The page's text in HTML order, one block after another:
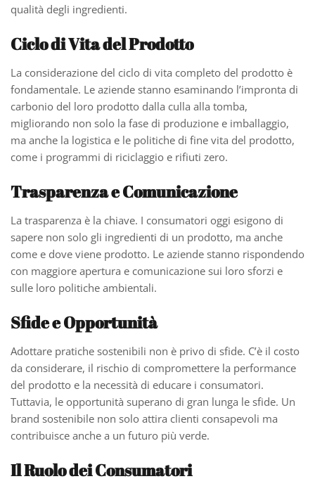
qualità degli ingredienti.
Ciclo di Vita del Prodotto
La considerazione del ciclo di vita completo del prodotto è
fondamentale. Le aziende stanno esaminando l’impronta di
carbonio del loro prodotto dalla culla alla tomba,
migliorando non solo la fase di produzione e imballaggio,
ma anche la logistica e le politiche di fine vita del prodotto,
come i programmi di riciclaggio e rifiuti zero.
Trasparenza e Comunicazione
La trasparenza è la chiave. I consumatori oggi esigono di
sapere non solo gli ingredienti di un prodotto, ma anche
come e dove viene prodotto. Le aziende stanno rispondendo
con maggiore apertura e comunicazione sui loro sforzi e
sulle loro politiche ambientali.
Sfide e Opportunità
Adottare pratiche sostenibili non è privo di sfide. C’è il costo
da considerare, il rischio di compromettere la performance
del prodotto e la necessità di educare i consumatori.
Tuttavia, le opportunità superano di gran lunga le sfide. Un
brand sostenibile non solo attira clienti consapevoli ma
contribuisce anche a un futuro più verde.
Il Ruolo dei Consumatori